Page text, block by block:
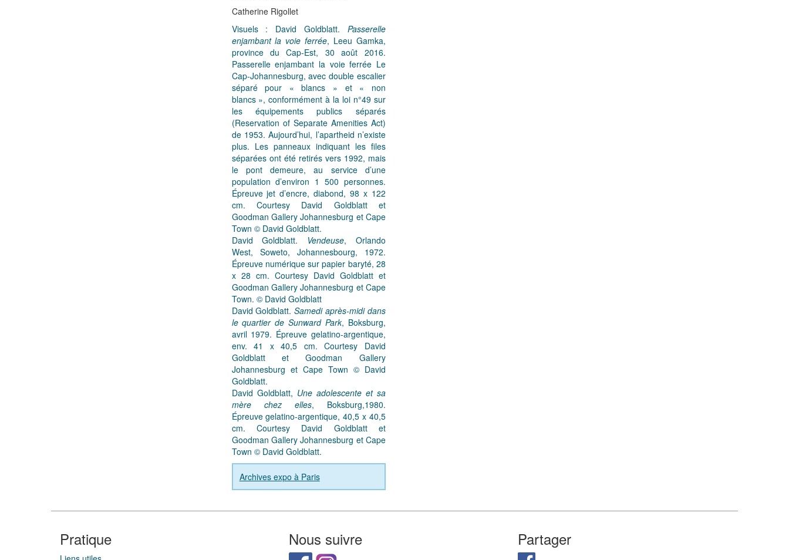
Catherine Rigollet
Visuels : David Goldblatt. Passerelle
enjambant la voie ferrée, Leeu Gamka,
province du Cap-Est, 30 août 2016.
Passerelle enjambant la voie ferrée Le
Cap-Johannesburg, avec double escalier
séparé pour « blancs » et « non
blancs », conformément à la loi n°49 sur
les équipements publics séparés
(Reservation of Separate Amenities Act)
de 1953. Aujourd’hui, l’apartheid n’existe
plus. Les panneaux indiquant les files
séparées ont été retirés vers 1992, mais
le pont demeure, au service d’une
population d’environ 1 500 personnes.
Épreuve jet d’encre, diabond, 98 x 122
cm. Courtesy David Goldblatt et
Goodman Gallery Johannesburg et Cape
Town © David Goldblatt.
David Goldblatt. Vendeuse, Orlando
West, Soweto, Johannesbourg, 1972.
Épreuve numérique sur papier baryté, 28
x 28 cm. Courtesy David Goldblatt et
Goodman Gallery Johannesburg et Cape
Town. © David Goldblatt
David Goldblatt.Samedi après-midi dans
le quartier de Sunward Park, Boksburg,
avril 1979. Épreuve gelatino-argentique,
env. 41 x 40,5 cm. Courtesy David
Goldblatt et Goodman Gallery
Johannesburg et Cape Town © David
Goldblatt.
David Goldblatt, Une adolescente et sa
mère chez elles, Boksburg,1980.
Épreuve gelatino-argentique, 40,5 x 40,5
cm. Courtesy David Goldblatt et
Goodman Gallery Johannesburg et Cape
Town © David Goldblatt.
Archives expo à Paris
Pratique Nous suivre Partager